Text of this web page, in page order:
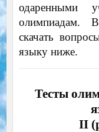
одаренными
олимпиадам.
скачать
языку ниже.
Тесты
II